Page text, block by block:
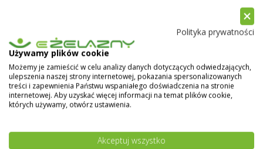
liczba typów i rozmiarów pozwala dobrać idealny
grzejnik do każdego pomieszczenia.
Grzejniki typu C posiadają cztery boczne otwory
przyłączeniowe (z gwintem wewnętrznym) w każdym
narożniku grzejnika.
Możliwość wykonania grzejnika w dowolnym kolorze z
Polityka prywatności
Używamy plików cookie
Możemy je zamieścić w celu analizy danych dotyczących odwiedzających,
ulepszenia naszej strony internetowej, pokazania spersonalizowanych
treści i zapewnienia Państwu wspaniałego doświadczenia na stronie
internetowej. Aby uzyskać więcej informacji na temat plików cookie,
których używamy, otwórz ustawienia.
Akceptuj wszystko